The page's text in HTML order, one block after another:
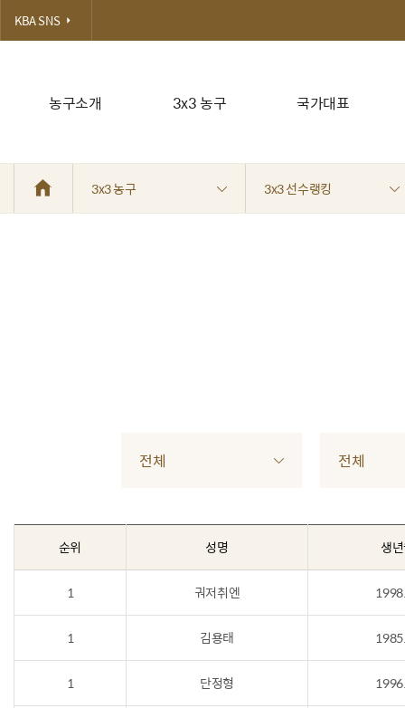
농구소개 3x3 농구 국가대표
KBA SNS
3x3 농구 3x3 선수랭킹
전체 전체
순위 성명 생
1 궈저취엔
1 김용태
1 단정형